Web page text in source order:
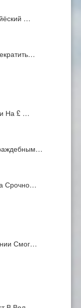
…
На £ …
Срочно…
Смог…